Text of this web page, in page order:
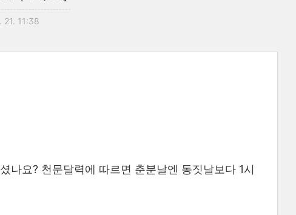
21. 11:38
나요? 천문달력에 따르면 춘분날엔 동짓날보다 1시